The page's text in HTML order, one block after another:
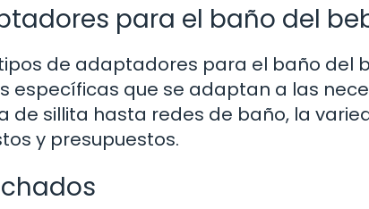
para el baño del
de adaptadores para el baño del
específicas que se adaptan a las
de sillita hasta redes de baño, la
y presupuestos.